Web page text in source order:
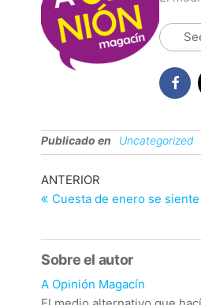
Publicado en Uncategorized
Navegación
de
entradas
Entrada
anterior
ANTERIOR
Cuesta de enero se
Sobre el autor
A Opinión Magacín